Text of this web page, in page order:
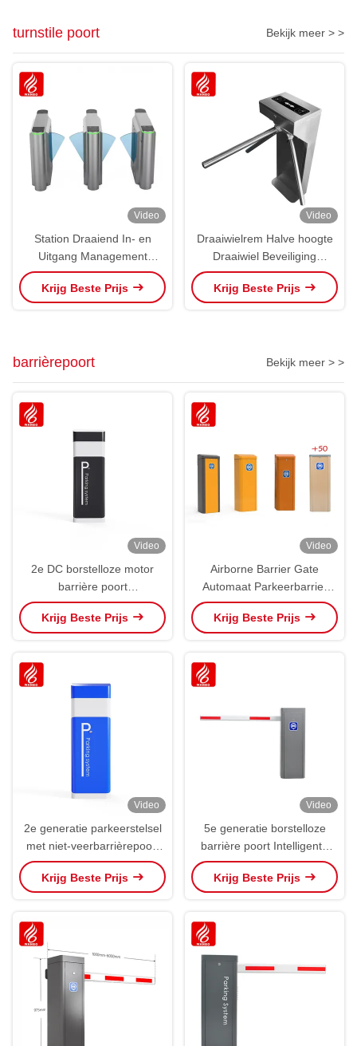
turnstile poort Bekijk meer > >
Video
Station Draaiend In- en
Uitgang Management
Draaiend Draaiend Draaiend
Draaiend Draaiend Draaiend
Krijg Beste Prijs
Video
Draaiwielrem Halve hoogte
Draaiwiel Beveiliging
Toegangscontrole
Ticketlezer
Krijg Beste Prijs
barrièrepoort Bekijk meer > >
Video
2e DC borstelloze motor
barrière poort
Parkeerbeheersysteem
Boom barrière poort
Krijg Beste Prijs
Video
Airborne Barrier Gate
Automaat Parkeerbarrier
Gate
Krijg Beste Prijs
Video
2e generatie parkeerstelsel
met niet-veerbarrièrepoort
automatische barrièrepoort
Krijg Beste Prijs
Video
5e generatie borstelloze
barrière poort Intelligente
automatische lift poort
ingang uitgang
Krijg Beste Prijs